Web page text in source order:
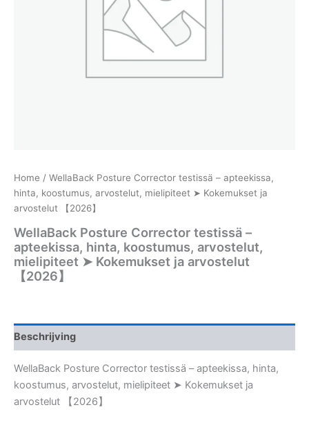
Home / WellaBack Posture Corrector testissä – apteekissa,
hinta, koostumus, arvostelut, mielipiteet ➤ Kokemukset ja
arvostelut 【2026】
WellaBack Posture Corrector testissä –
apteekissa, hinta, koostumus, arvostelut,
mielipiteet ➤ Kokemukset ja arvostelut
【2026】
Beschrijving
WellaBack Posture Corrector testissä – apteekissa, hinta,
koostumus, arvostelut, mielipiteet ➤ Kokemukset ja
arvostelut 【2026】